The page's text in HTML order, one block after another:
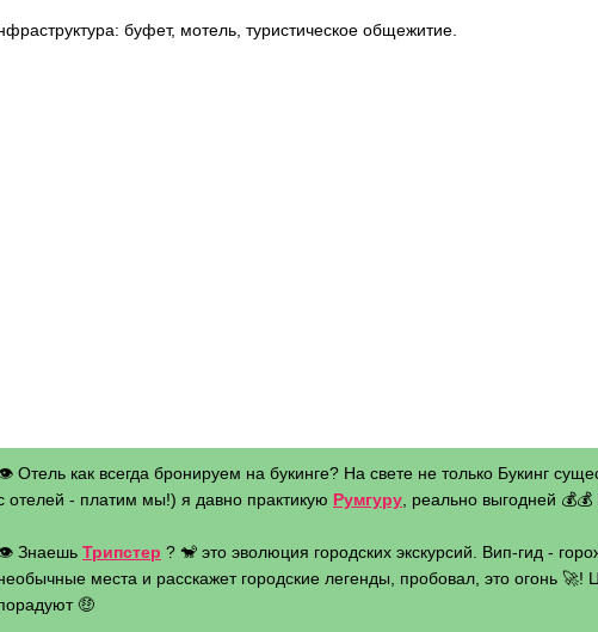
буфет, мотель, туристическое общежитие.
Отель как всегда бронируем на букинге? На свете не только Букинг
отелей - платим мы!) я давно практикую Румгуру , реально выгодней 💰💰
Знаешь Трипстер ? 🐒 это эволюция городских экскурсий. Вип-гид -
места и расскажет городские легенды, пробовал, это огонь 🚀!
🤑